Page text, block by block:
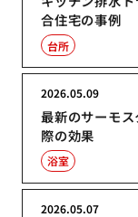
合住宅の事例
台所
最新のサーモ
際の効果
2026.05.09
浴室
2026.05.07